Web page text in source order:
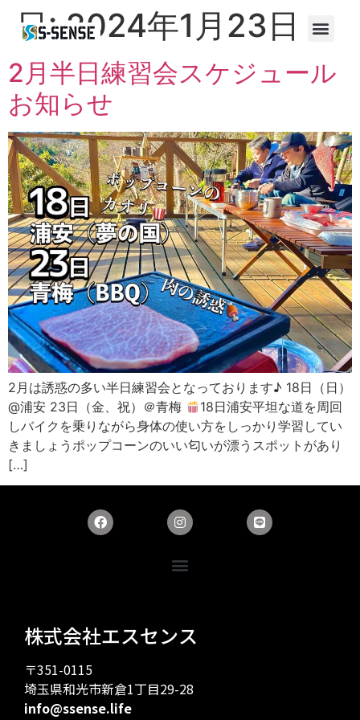
日:2024年1月23日
2月半日練習会スケジュール
お知らせ
2月は誘惑の多い半日練習会となっております♪ 18日（日）
@浦安 23日（金、祝）＠青梅
18日浦安平坦な道を周回
しバイクを乗りながら身体の使い方をしっかり学習してい
きましょうポップコーンのいい匂いが漂うスポットがあり
[…]
株式会社エスセンス
〒351-0115
埼玉県和光市新倉1丁目29-28
info@ssense.life